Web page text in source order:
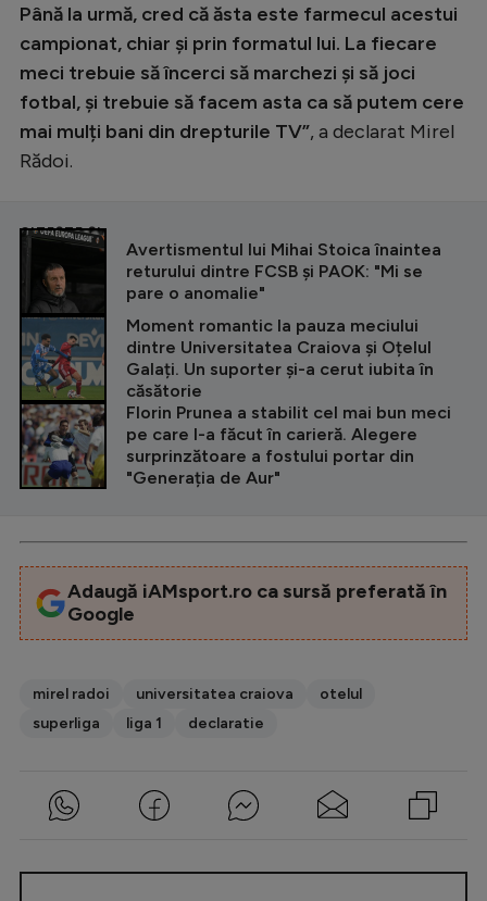
Până la urmă, cred că ăsta este farmecul acestui
campionat, chiar și prin formatul lui. La fiecare
meci trebuie să încerci să marchezi și să joci
fotbal, și trebuie să facem asta ca să putem cere
mai mulți bani din drepturile TV”, a declarat Mirel
Rădoi.
CITEȘTE ȘI
Avertismentul lui Mihai Stoica înaintea
returului dintre FCSB și PAOK: "Mi se
pare o anomalie"
Moment romantic la pauza meciului
dintre Universitatea Craiova și Oțelul
Galați. Un suporter și-a cerut iubita în
căsătorie
Florin Prunea a stabilit cel mai bun meci
pe care l-a făcut în carieră. Alegere
surprinzătoare a fostului portar din
"Generația de Aur"
Adaugă iAMsport.ro ca sursă preferată în
Google
mirel radoi universitatea craiova
otelul
superliga
liga 1 declaratie